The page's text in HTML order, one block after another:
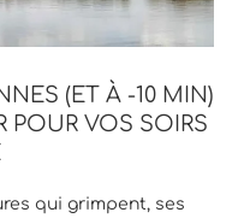
(ET À -10 MIN)
POUR VOS SOIRS
qui grimpent, ses